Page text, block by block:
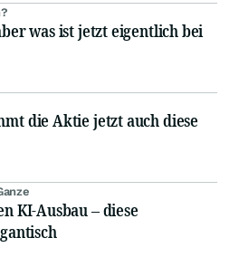
was ist jetzt eigentlich bei
die Aktie jetzt auch diese
KI-Ausbau – diese